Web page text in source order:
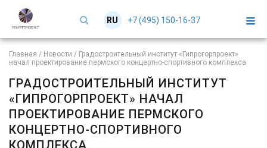
EN
RU +7 (495) 150-16-37
Главная / Новости / Градостроительный институт «Гипрогорпроект»
начал проектирование пермского концертно-спортивного комплекса
ГРАДОСТРОИТЕЛЬНЫЙ ИНСТИТУТ
«ГИПРОГОРПРОЕКТ» НАЧАЛ
ПРОЕКТИРОВАНИЕ ПЕРМСКОГО
КОНЦЕРТНО-СПОРТИВНОГО
КОМПЛЕКСА